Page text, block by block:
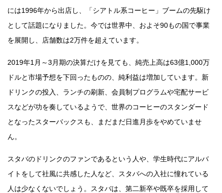
には1996年から出店し、「シアトル系コーヒー」ブームの先駆け
として話題になりました。今では世界中、およそ90もの国で事業
を展開し、店舗数は2万件を超えています。
2019年1月～3月期の決算だけを見ても、純売上高は63億1,000万
ドルと市場予想を下回ったものの、純利益は増加しています。新
ドリンクの投入、ランチの刷新、会員制プログラムや宅配サービ
スなどが功を奏しているようで、世界のコーヒーのスタンダード
となったスターバックスも、まだまだ日進月歩をやめていませ
ん。
スタバのドリンクのファンであるという人や、学生時代にアルバ
イトをして社風に共感した人など、スタバへの入社に憧れている
人は少なくないでしょう。スタバは、第二新卒や既卒を採用して